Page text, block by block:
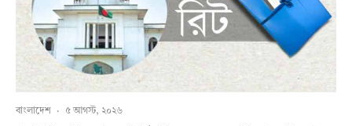
বাংলাদেশ · ৫ আগস্ট, ২০২৬